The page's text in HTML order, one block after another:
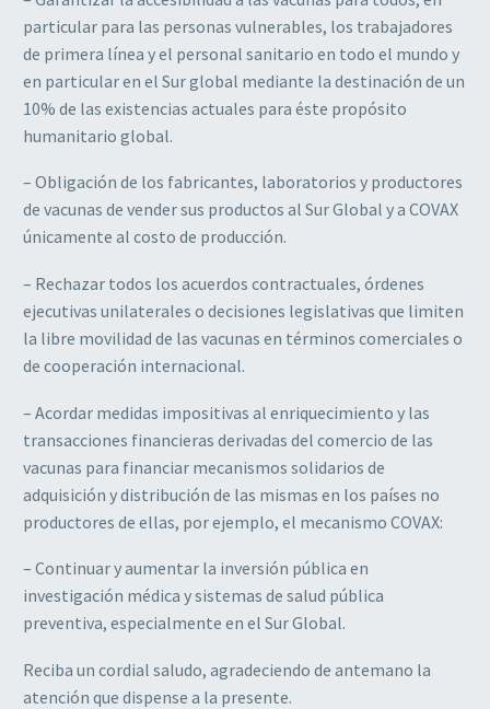
particular para las personas vulnerables, los trabajadores
de primera línea y el personal sanitario en todo el mundo y
en particular en el Sur global mediante la destinación de un
10% de las existencias actuales para éste propósito
humanitario global.
– Obligación de los fabricantes, laboratorios y productores
de vacunas de vender sus productos al Sur Global y a COVAX
únicamente al costo de producción.
– Rechazar todos los acuerdos contractuales, órdenes
ejecutivas unilaterales o decisiones legislativas que limiten
la libre movilidad de las vacunas en términos comerciales o
de cooperación internacional.
– Acordar medidas impositivas al enriquecimiento y las
transacciones financieras derivadas del comercio de las
vacunas para financiar mecanismos solidarios de
adquisición y distribución de las mismas en los países no
productores de ellas, por ejemplo, el mecanismo COVAX:
– Continuar y aumentar la inversión pública en
investigación médica y sistemas de salud pública
preventiva, especialmente en el Sur Global.
Reciba un cordial saludo, agradeciendo de antemano la
atención que dispense a la presente.